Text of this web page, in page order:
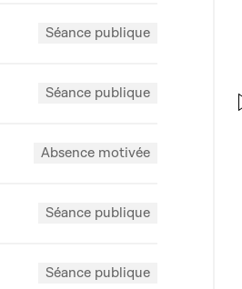
Séance publique
Séance publique
Absence motivée
Séance publique
Séance publique